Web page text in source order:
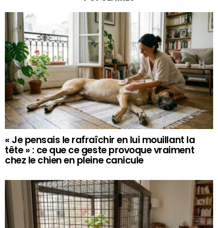
« Je pensais le rafraîchir en lui mouillant la
tête » : ce que ce geste provoque vraiment
chez le chien en pleine canicule